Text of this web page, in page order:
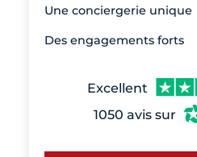
Une conciergerie unique
Des engagements forts
Excellent
1050 avis sur